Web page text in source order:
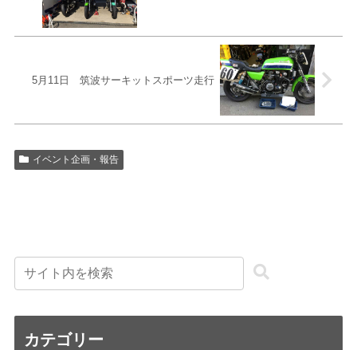
5月11日 筑波サーキットスポーツ走行
イベント企画・報告
カテゴリー